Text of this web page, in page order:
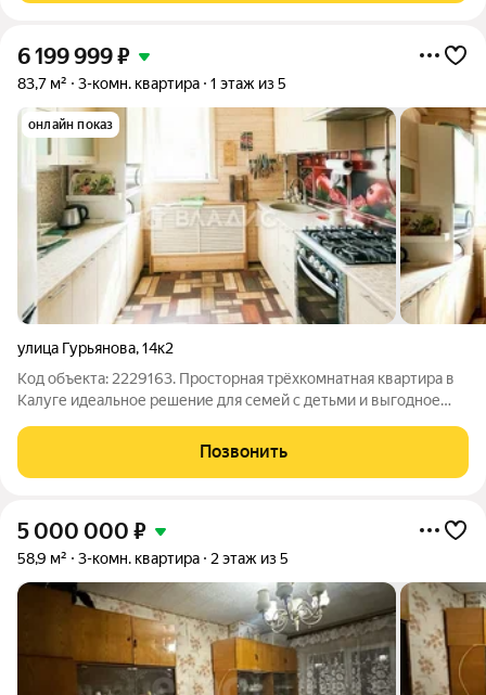
6 199 999₽
83,7 м² 3-комн. квартира 1 этаж из 5
онлайн показ
улица Гурьянова,14к2
Код объекта: 2229163. Просторная трёхкомнатная квартира в
Калуге идеальное решение для семей с детьми и выгодное
адресу: улица Гурьянова, 14к2. Общая площадь составляет 83,7
кв. м, из которых 39,6
Позвонить
5 000 000 ₽
58,9 м² 3-комн. квартира 2 этаж из 5